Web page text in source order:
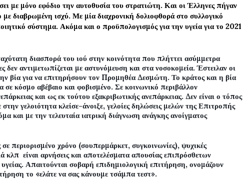
με μόνο εφόδιο την αυτοθυσία του στρατιώτη. Και οι Έλληνες πήγαν
με διαβρωμένη ισχύ. Με μία διαχρονική δολιοφθορά στο συλλογικό
σύστημα. Ακόμα και ο προϋπολογισμός για την υγεία για το 2021
διασπορά του ιού στην κοινότητα που πλήττει ασύμμετρα
δεν αντιμετωπίζεται με αστυνόμευση και στα νοσοκομεία. Έστειλαν οι
βία για να επιτηρήσουν τον Προμηθέα Δεσμώτη. Το κράτος και η βία
σε κόσμο αβέβαιο και φοβισμένο. Σε κοινωνικό περιβάλλον
και ως εκ τούτου εξακριβωτικής ανεπάρκειας. Δεν είναι ο τόπος
γελοιότητα κλείσε-άνοιξε, γελοίες δηλώσεις μελών της Επιτροπής
και με την τελευταία ιατρική διάγνωση ανάγκης ανοίγματος
περιορισμένο χρόνο (σουπερμάρκετ, συγκοινωνίες), ψυχικές
κλπ είναι αρνήσεις και αποτελέσματα απουσίας επιπρόσθετων
Απαιτούνται σοβαρή επιδημιολογική επιτήρηση, ονομάζουν
το «ελάτε να σας κάνουμε τσάμπα τεστ».